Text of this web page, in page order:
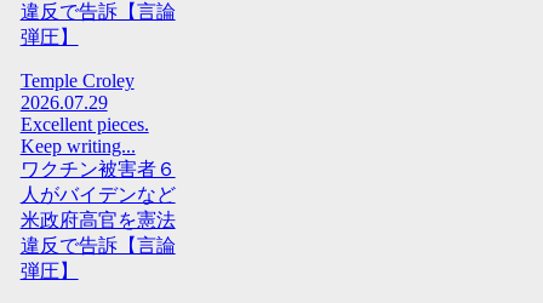
違反で告訴【言論
弾圧】
Temple Croley
2026.07.29
Excellent pieces.
Keep writing...
ワクチン被害者６
人がバイデンなど
米政府高官を憲法
違反で告訴【言論
弾圧】